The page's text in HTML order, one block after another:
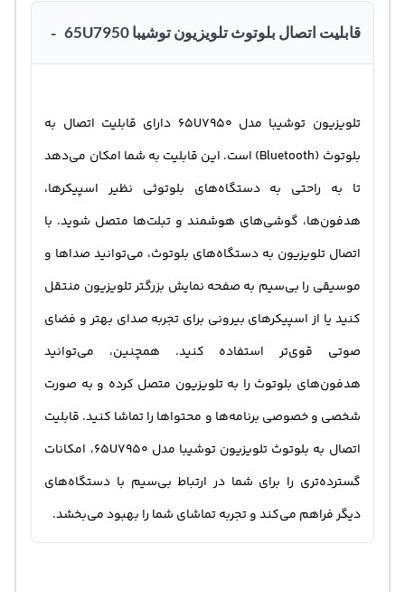
قابلیت اتصال بلوتوث تلویزیون توشیبا 65U7950 -
تلویزیون توشیبا مدل 65U7950 دارای قابلیت اتصال به
بلوتوث (Bluetooth) است. این قابلیت به شما امکان می‌دهد
تا به راحتی به دستگاه‌های بلوتوثی نظیر اسپیکرها،
هدفون‌ها، گوشی‌های هوشمند و تبلت‌ها متصل شوید. با
اتصال تلویزیون به دستگاه‌های بلوتوث، می‌توانید صداها و
موسیقی را بی‌سیم به صفحه نمایش بزرگتر تلویزیون منتقل
کنید یا از اسپیکرهای بیرونی برای تجربه صدای بهتر و فضای
صوتی قوی‌تر استفاده کنید. همچنین، می‌توانید
هدفون‌های بلوتوث را به تلویزیون متصل کرده و به صورت
شخصی و خصوصی برنامه‌ها و محتواها را تماشا کنید. قابلیت
اتصال به بلوتوث تلویزیون توشیبا مدل 65U7950، امکانات
گسترده‌تری را برای شما در ارتباط بی‌سیم با دستگاه‌های
دیگر فراهم می‌کند و تجربه تماشای شما را بهبود می‌بخشد.